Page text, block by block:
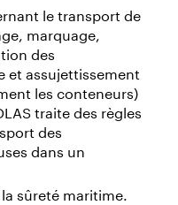
le transport de
marquage,
des
et assujettissement
les conteneurs)
traite des règles
des
dans un
sûreté maritime.